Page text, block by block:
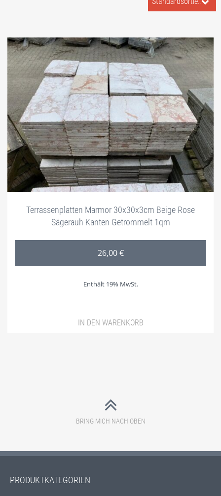
Terrassenplatten Marmor 30x30x3cm Beige Rose
Sägerauh Kanten Getrommelt 1qm
26,00€
Enthält 19% MwSt.
IN DEN WARENKORB
BRING MICH NACH OBEN
PRODUKTKATEGORIEN